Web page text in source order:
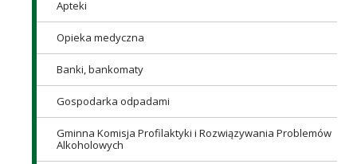
Apteki
Opieka medyczna
Banki, bankomaty
Gospodarka odpadami
Gminna Komisja Profilaktyki i Rozwiązywania Problemów
Alkoholowych